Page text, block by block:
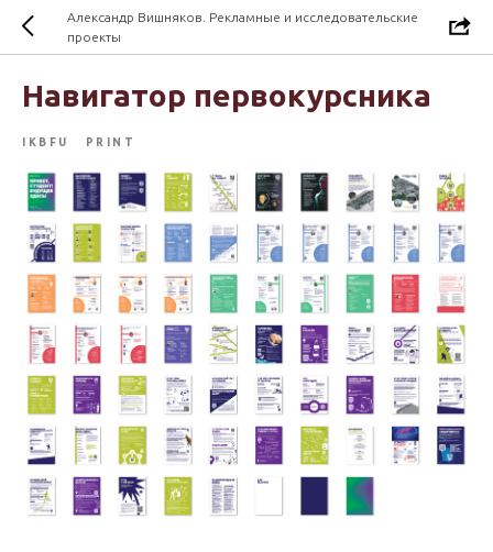
Александр Вишняков. Рекламные и исследовательские
проекты
Навигатор первокурсника
IKBFU PRINT